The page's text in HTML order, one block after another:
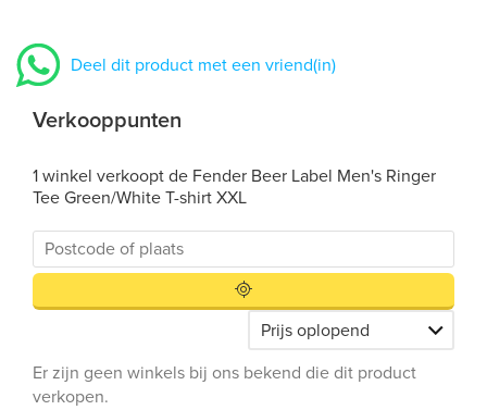
Deel dit product met een vriend(in)
Verkooppunten
1 winkel verkoopt de Fender Beer Label Men's Ringer
Tee Green/White T-shirt XXL
Er zijn geen winkels bij ons bekend die dit product
verkopen.